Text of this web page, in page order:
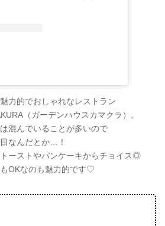
力的でおしゃれなレストラン
（ガーデンハウスカマクラ）。
混んでいることが多いので
なんだとか…！
ーストやパンケーキからチョイス◎
OKなのも魅力的です♡